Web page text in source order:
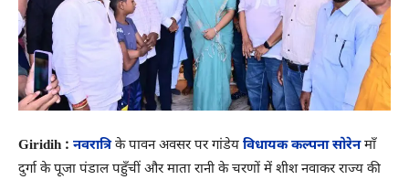
Giridih : नवरात्रिके पावन अवसर पर गांडेय विधायक कल्पना सोरेनमाँ
दुर्गा के पूजा पंडाल पहुँचीं और माता रानी के चरणों में शीश नवाकर राज्य की